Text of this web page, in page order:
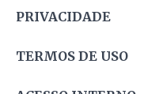
PRIVACIDADE
TERMOS DE USO